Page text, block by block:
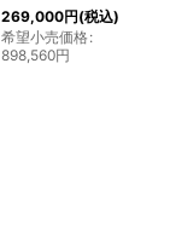
269,000円(税込)
希望小売価格:
898,560円